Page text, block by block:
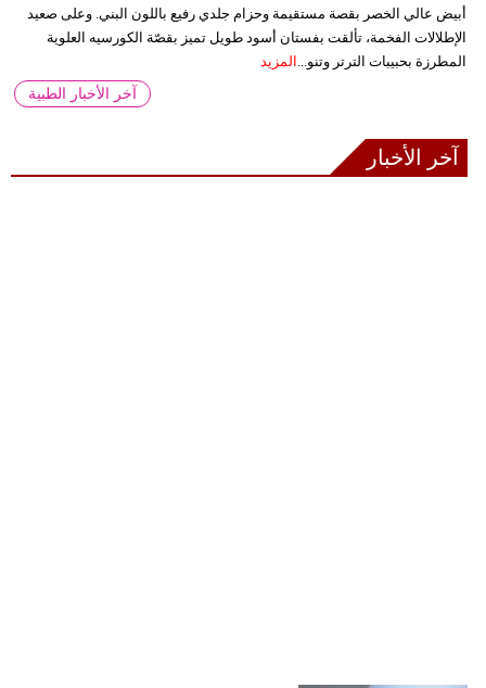
أبيض عالي الخصر بقصة مستقيمة وحزام جلدي رفيع باللون البني. وعلى صعيد
الإطلالات الفخمة، تألقت بفستان أسود طويل تميز بقصّة الكورسيه العلوية
المطرزة بحبيبات الترتر وتنو... المزيد
آخر الأخبار الطبية
آخر الأخبار